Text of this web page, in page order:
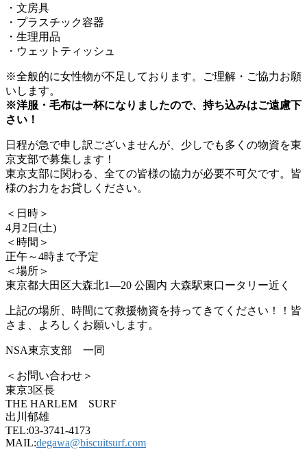
・文房具
・プラスチック容器
・生理用品
・ウェットティッシュ
※全般的に女性物が不足しております。ご理解・ご協力お願
いします。
※洋服・毛布は一杯になりましたので、持ち込みはご遠慮下
さい！
日程が急で申し訳ございませんが、少しでも多くの物資を東
京支部で募集します！
東京支部に関わる、全ての皆様の協力が必要不可欠です。皆
様のお力をお貸しください。
＜日時＞
4月2日(土)
＜時間＞
正午～4時まで予定
＜場所＞
東京都大田区大森北1―20 公園内 大森駅東口ータリー近く
上記の場所、時間にて救援物資を持ってきてください！！皆
さま、よろしくお願いします。
NSA東京支部 一同
＜お問い合わせ＞
東京3区長
THE HARLEM SURF
出川郁雄
TEL:03-3741-4173
MAIL:degawa@biscuitsurf.com